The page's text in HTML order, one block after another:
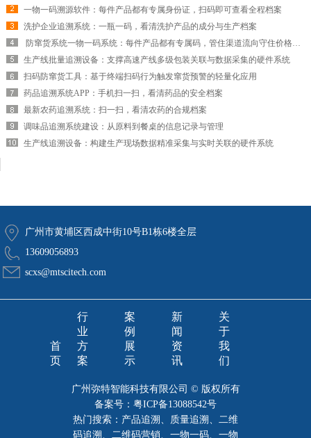
一物一码溯源软件：每件产品都有专属身份证，扫码即可查看全程档案
洗护企业追溯系统：一瓶一码，看清洗护产品的成分与生产档案
​ 防窜货系统一物一码系统：每件产品都有专属码，管住渠道流向守住价格红线
生产线批量追溯设备：支撑高速产线多级包装关联与数据采集的硬件系统
扫码防窜货工具：基于终端扫码行为触发窜货预警的轻量化应用
药品追溯系统APP：手机扫一扫，看清药品的安全档案
最新农药追溯系统：扫一扫，看清农药的合规档案
调味品追溯系统建设：从原料到餐桌的信息记录与管理
生产线追溯设备：构建生产现场数据精准采集与实时关联的硬件系统
广州市黄埔区西成中街10号B1栋6楼全层
13609056893
scxs@mtscitech.com
首
页
行
业
方
案
案
例
展
示
新
闻
资
讯
关
于
我
们
广州弥特智能科技有限公司 © 版权所有
备案号： 粤ICP备13088542号
热门搜索：产品追溯、质量追溯、二维
码追溯、二维码营销、一物一码、一物